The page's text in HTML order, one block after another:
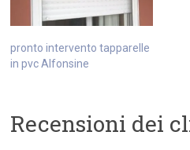
pronto intervento tapparelle
in pvc Alfonsine
Recensioni dei